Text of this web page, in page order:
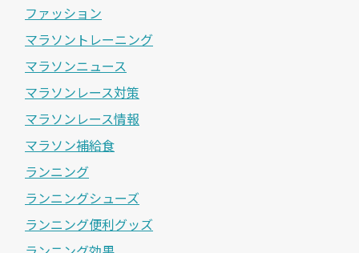
ファッション
マラソントレーニング
マラソンニュース
マラソンレース対策
マラソンレース情報
マラソン補給食
ランニング
ランニングシューズ
ランニング便利グッズ